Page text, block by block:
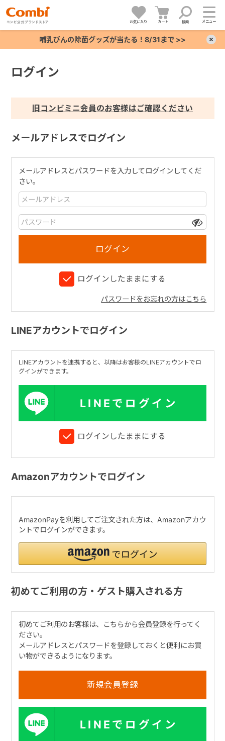
お気に入り カート 検索 メニュー
哺乳びんの除菌グッズが当たる！8/31まで >>
ログイン
旧コンビミニ会員のお客様はご確認ください
メールアドレスでログイン
メールアドレスとパスワードを入力してログインしてくだ
さい。
ログインしたままにする
パスワードをお忘れの方はこちら
LINEアカウントでログイン
LINEアカウントを連携すると、以降はお客様のLINEアカウントでロ
グインができます。
LINEでログイン
ログインしたままにする
Amazonアカウントでログイン
AmazonPayを利用してご注文された方は、Amazonアカウ
ントでログインができます。
初めてご利用の方・ゲスト購入される方
初めてご利用のお客様は、こちらから会員登録を行ってく
ださい。
メールアドレスとパスワードを登録しておくと便利にお買
い物ができるようになります。
LINEでログイン